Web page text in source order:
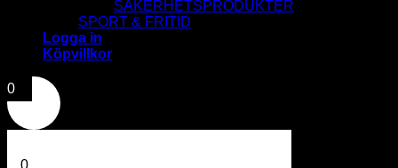
SÄKERHETSPRODUKTER
SPORT & FRITID
Logga in
Köpvillkor
0
0